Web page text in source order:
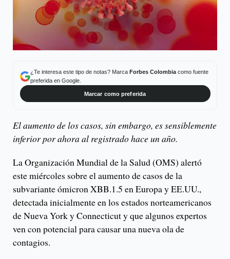
¿Te interesa este tipo de notas? Marca Forbes Colombiacomo fuente
preferida en Google.
Marcar como preferida
El aumento de los casos, sin embargo, es sensiblemente
inferior por ahora al registrado hace un año.
La Organización Mundial de la Salud (OMS) alertó
este miércoles sobre el aumento de casos de la
subvariante ómicron XBB.1.5 en Europa y EE.UU.,
detectada inicialmente en los estados norteamericanos
de Nueva York y Connecticut y que algunos expertos
ven con potencial para causar una nueva ola de
contagios.